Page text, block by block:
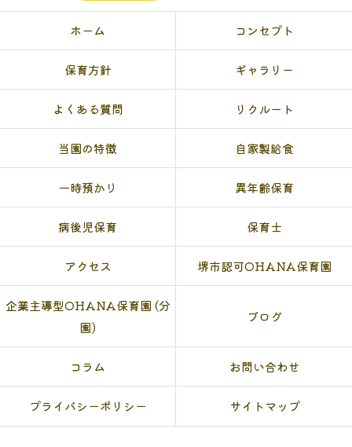
ホーム コンセプト
保育方針 ギャラリー
よくある質問 リクルート
当園の特徴 自家製給食
一時預かり 異年齢保育
病後児保育 保育士
アクセス 堺市認可OHANA保育園
企業主導型OHANA保育園 (分
園)
ブログ
コラム お問い合わせ
プライバシーポリシー サイトマップ